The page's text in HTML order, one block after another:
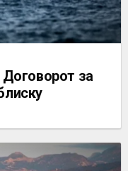
за